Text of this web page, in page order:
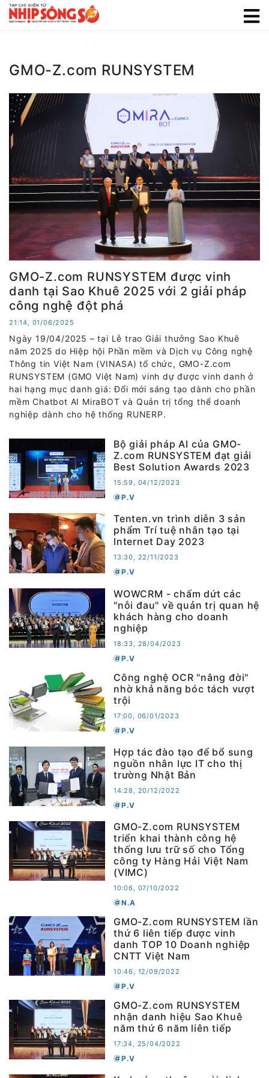
GMO-Z.com RUNSYSTEM
GMO-Z.com RUNSYSTEM được vinh
danh tại Sao Khuê 2025 với 2 giải pháp
công nghệ đột phá
21:14, 01/06/2025
Ngày 19/04/2025 – tại Lễ trao Giải thưởng Sao Khuê
năm 2025 do Hiệp hội Phần mềm và Dịch vụ Công nghệ
Thông tin Việt Nam (VINASA) tổ chức, GMO-Z.com
RUNSYSTEM (GMO Việt Nam) vinh dự được vinh danh ở
hai hạng mục danh giá: Đổi mới sáng tạo dành cho phần
mềm Chatbot AI MiraBOT và Quản trị tổng thể doanh
nghiệp dành cho hệ thống RUNERP.
Bộ giải pháp AI của GMO-
Z.com RUNSYSTEM đạt giải
Best Solution Awards 2023
15:59, 04/12/2023
P.V
Tenten.vn trình diễn 3 sản
phẩm Trí tuệ nhân tạo tại
Internet Day 2023
13:30, 22/11/2023
P.V
WOWCRM - chấm dứt các
"nỗi đau" về quản trị quan hệ
khách hàng cho doanh
nghiệp
18:33, 28/04/2023
P.V
Công nghệ OCR "nâng đời"
nhờ khả năng bóc tách vượt
trội
17:00, 06/01/2023
P.V
Hợp tác đào tạo để bổ sung
nguồn nhân lực IT cho thị
trường Nhật Bản
14:28, 20/12/2022
P.V
GMO-Z.com RUNSYSTEM
triển khai thành công hệ
thống lưu trữ số cho Tổng
công ty Hàng Hải Việt Nam
(VIMC)
10:06, 07/10/2022
N.A
GMO-Z.com RUNSYSTEM lần
thứ 6 liên tiếp được vinh
danh TOP 10 Doanh nghiệp
CNTT Việt Nam
10:46, 12/09/2022
P.V
GMO-Z.com RUNSYSTEM
nhận danh hiệu Sao Khuê
năm thứ 6 năm liên tiếp
17:34, 25/04/2022
P.V